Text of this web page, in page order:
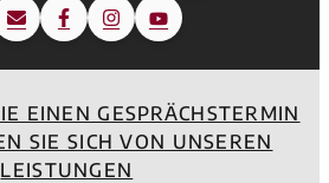
EINEN GESPRÄCHSTERMIN
SIE SICH VON UNSEREN
LEISTUNGEN